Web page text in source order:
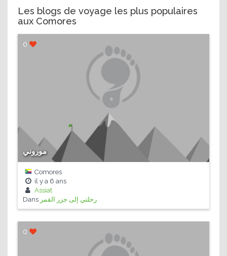
Les blogs de voyage les plus populaires
aux Comores
0
موروني
Comores
il y a 6 ans
Assiat
Dans رحلتي إلى جزر القمر
0